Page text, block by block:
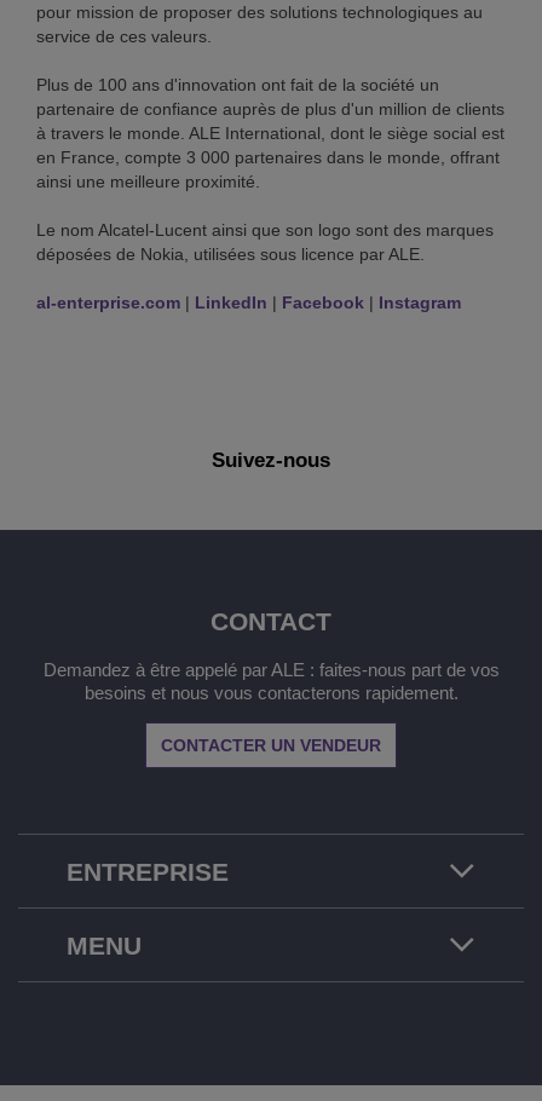
pour mission de proposer des solutions technologiques au
service de ces valeurs.
Plus de 100 ans d'innovation ont fait de la société un
partenaire de confiance auprès de plus d'un million de clients
à travers le monde. ALE International, dont le siège social est
en France, compte 3 000 partenaires dans le monde, offrant
ainsi une meilleure proximité.
Le nom Alcatel-Lucent ainsi que son logo sont des marques
déposées de Nokia, utilisées sous licence par ALE.
al-enterprise.com | LinkedIn | Facebook | Instagram
Suivez-nous
ENTREPRISE
CONTACT
Demandez à être appelé par ALE : faites-nous part de vos
besoins et nous vous contacterons rapidement.
CONTACTER UN VENDEUR
MENU